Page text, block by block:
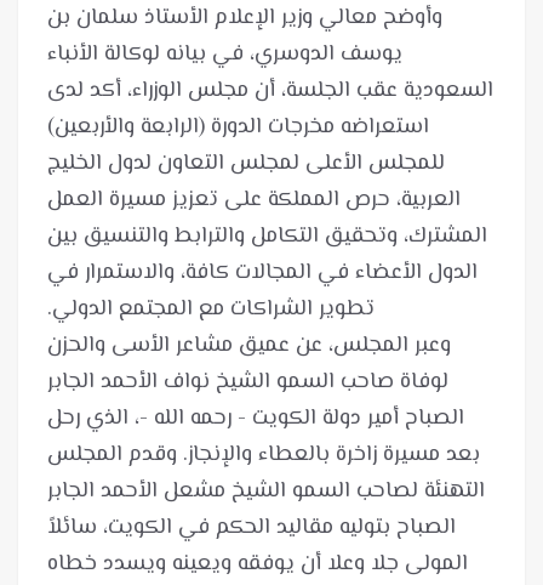
وأوضح معالي وزير الإعلام الأستاذ سلمان بن
يوسف الدوسري، في بيانه لوكالة الأنباء
السعودية عقب الجلسة، أن مجلس الوزراء، أكد لدى
استعراضه مخرجات الدورة (الرابعة والأربعين)
للمجلس الأعلى لمجلس التعاون لدول الخليج
العربية، حرص المملكة على تعزيز مسيرة العمل
المشترك، وتحقيق التكامل والترابط والتنسيق بين
الدول الأعضاء في المجالات كافة، والاستمرار في
وعبر المجلس، عن عميق مشاعر الأسى والحزن
لوفاة صاحب السمو الشيخ نواف الأحمد الجابر
الصباح أمير دولة الكويت - رحمه الله -، الذي رحل
بعد مسيرة زاخرة بالعطاء والإنجاز. وقدم المجلس
التهنئة لصاحب السمو الشيخ مشعل الأحمد الجابر
الصباح بتوليه مقاليد الحكم في الكويت، سائلاً
المولى جلا وعلا أن يوفقه ويعينه ويسدد خطاه